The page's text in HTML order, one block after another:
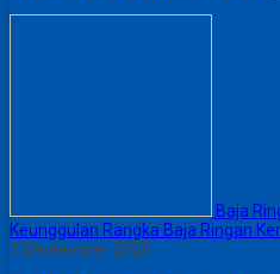
Baja
Keunggulan Rangka Baja Ringan
1 September 2025